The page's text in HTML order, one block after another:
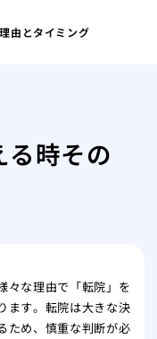
由とタイミング
美
の詳
時その
々な理由で「転院」を
ます。転院は大きな決
ため、慎重な判断が必